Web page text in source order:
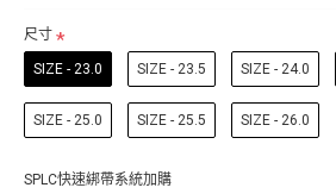
尺寸
SIZE - 23.0 SIZE - 23.5 SIZE - 24.0
SIZE - 25.0 SIZE - 25.5 SIZE - 26.0
SPLC快速綁帶系統加購